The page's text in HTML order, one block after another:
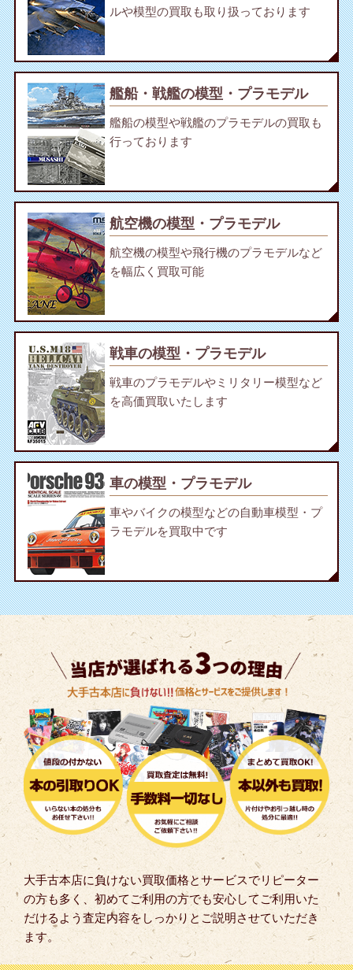
ルや模型の買取も取り扱っております
艦船・戦艦の模型・プラモデル
艦船の模型や戦艦のプラモデルの買取も
行っております
航空機の模型・プラモデル
航空機の模型や飛行機のプラモデルなど
を幅広く買取可能
戦車の模型・プラモデル
戦車のプラモデルやミリタリー模型など
を高価買取いたします
車の模型・プラモデル
車やバイクの模型などの自動車模型・プ
ラモデルを買取中です
大手古本店に負けない買取価格とサービスでリピーター
の方も多く、初めてご利用の方でも安心してご利用いた
だけるよう査定内容をしっかりとご説明させていただき
ます。